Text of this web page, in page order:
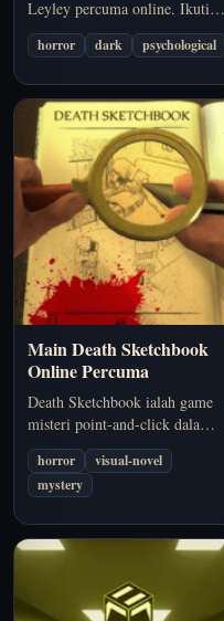
Leyley percuma online. Ikuti
Andy dan Leyley bertahan
hidup di apartmen terpencil
hubungan yang rumit, dan
fenomena aneh.
horror dark psychological
Main Death Sketchbook
Online Percuma
Death Sketchbook ialah game
misteri point-and-click dalam
browser dengan penceritaan
visual novel, rekonstruksi
petunjuk melalui lukisan
yang perlu kamu susun semula.
horror
visual-novel
mystery